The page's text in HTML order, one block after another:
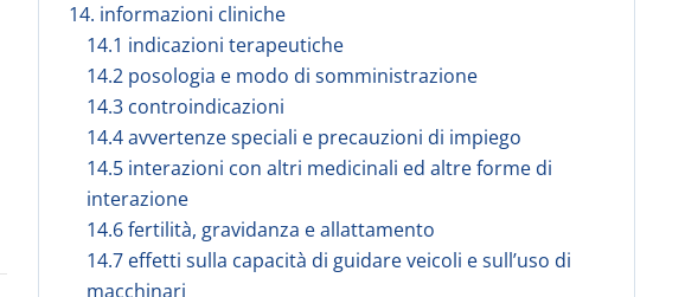
14. informazioni cliniche
14.1 indicazioni terapeutiche
14.2 posologia e modo di somministrazione
14.3 controindicazioni
14.4 avvertenze speciali e precauzioni di impiego
14.5 interazioni con altri medicinali ed altre forme di
interazione
14.6 fertilità, gravidanza e allattamento
14.7 effetti sulla capacità di guidare veicoli e sull’uso di
macchinari